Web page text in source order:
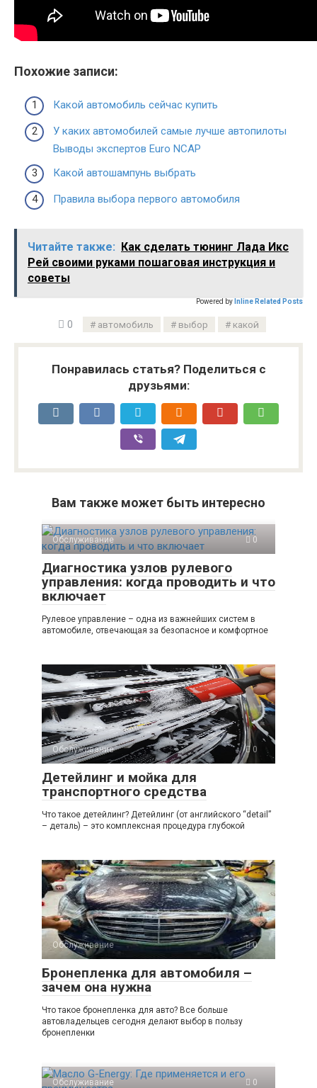
Похожие записи:
Какой автомобиль сейчас купить
У каких автомобилей самые лучше автопилоты
Выводы экспертов Euro NCAP
Какой автошампунь выбрать
Правила выбора первого автомобиля
Читайте также:
Как сделать тюнинг Лада Икс
Рей своими руками пошаговая инструкция и
советы
Powered by Inline Related Posts
0 автомобиль выбор какой
Понравилась статья? Поделиться с
друзьями:
Вам также может быть интересно
Обслуживание 0
Диагностика узлов рулевого
управления: когда проводить и что
включает
Рулевое управление – одна из важнейших систем в
автомобиле, отвечающая за безопасное и комфортное
Обслуживание 0
Детейлинг и мойка для
транспортного средства
Что такое детейлинг? Детейлинг (от английского “detail”
– деталь) – это комплексная процедура глубокой
Обслуживание 0
Бронепленка для автомобиля –
зачем она нужна
Что такое бронепленка для авто? Все больше
автовладельцев сегодня делают выбор в пользу
бронепленки
Обслуживание 0